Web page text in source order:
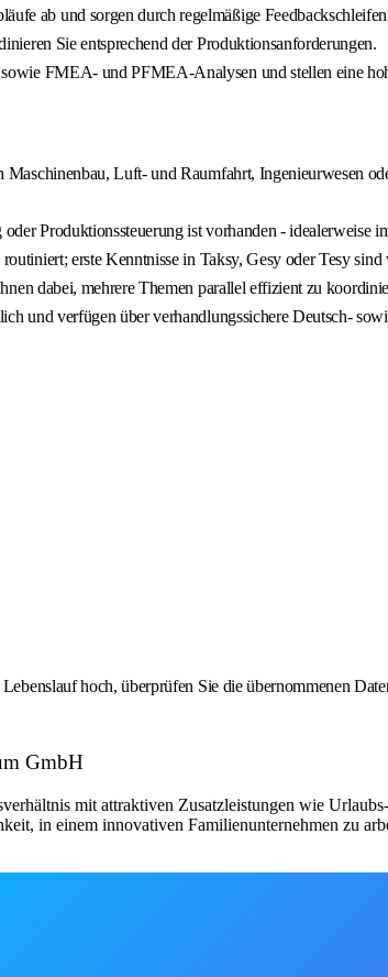
ab und sorgen durch regelmäßige
Sie entsprechend der Produktionsanforderungen.
FMEA- und PFMEA-Analysen und stellen eine
Luft- und Raumfahrt, Ingenieurwesen
Produktionssteuerung ist vorhanden - idealerweise
erste Kenntnisse in Taksy, Gesy oder Tesy
dabei, mehrere Themen parallel effizient zu
und verfügen über verhandlungssichere Deutsch-
hoch, überprüfen Sie die übernommenen
GmbH
mit attraktiven Zusatzleistungen wie
in einem innovativen Familienunternehmen zu